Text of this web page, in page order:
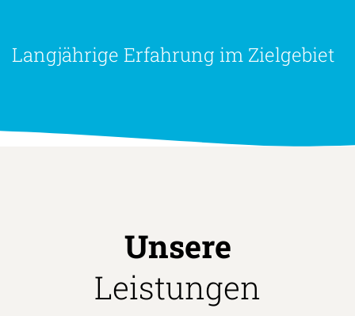
Langjährige Erfahrung im Zielgebiet
Unsere
Leistungen